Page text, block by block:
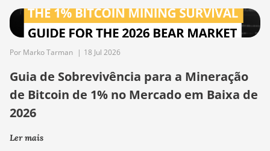
Por Marko Tarman | 18 Jul 2026
Guia de Sobrevivência para a Mineração
de Bitcoin de 1% no Mercado em Baixa de
2026
Ler mais